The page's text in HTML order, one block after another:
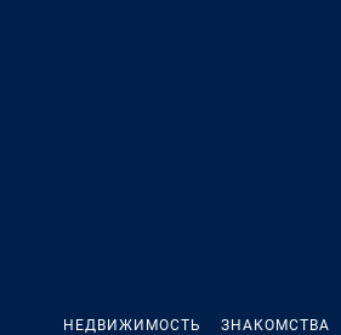
НЕДВИЖИМОСТЬ ЗНАКОМСТВА